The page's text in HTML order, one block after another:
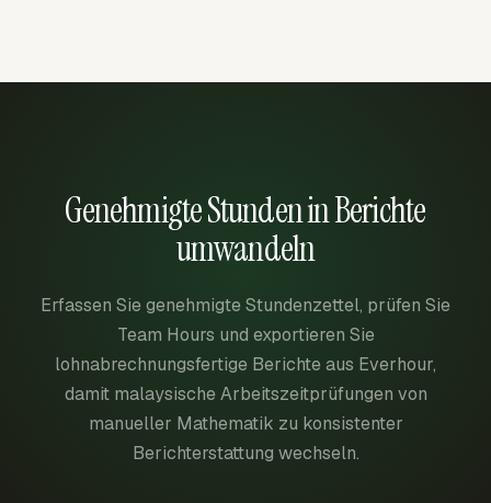
Genehmigte Stunden in Berichte
umwandeln
Erfassen Sie genehmigte Stundenzettel, prüfen Sie
Team Hours und exportieren Sie
lohnabrechnungsfertige Berichte aus Everhour,
damit malaysische Arbeitszeitprüfungen von
manueller Mathematik zu konsistenter
Berichterstattung wechseln.